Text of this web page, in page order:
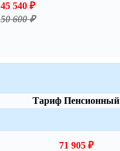
45 540 ₽
50 600 ₽
Тариф Пенсионный
71 905 ₽